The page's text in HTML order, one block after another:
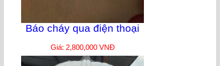
Báo cháy qua điện thoại
Giá: 2,800,000 VNĐ